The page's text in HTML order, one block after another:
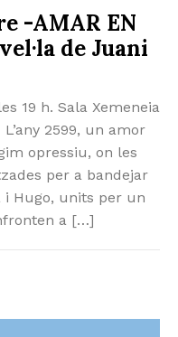
-AMAR EN
de Juani
19 h. Sala Xemeneia
L’any 2599, un amor
opressiu, on les
per a bandejar
i Hugo, units per un
a […]